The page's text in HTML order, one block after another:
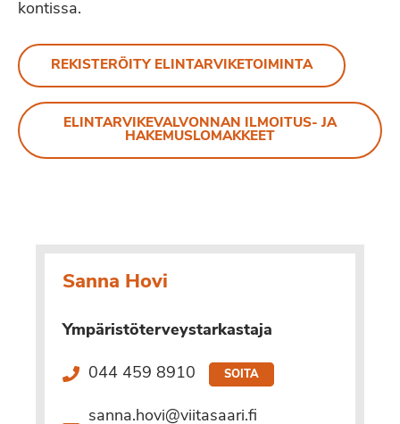
kontissa.
REKISTERÖITY ELINTARVIKETOIMINTA
ELINTARVIKEVALVONNAN ILMOITUS- JA
HAKEMUSLOMAKKEET
Sanna Hovi
Ympäristöterveystarkastaja
044 459 8910 SOITA
sanna.hovi@viitasaari.fi